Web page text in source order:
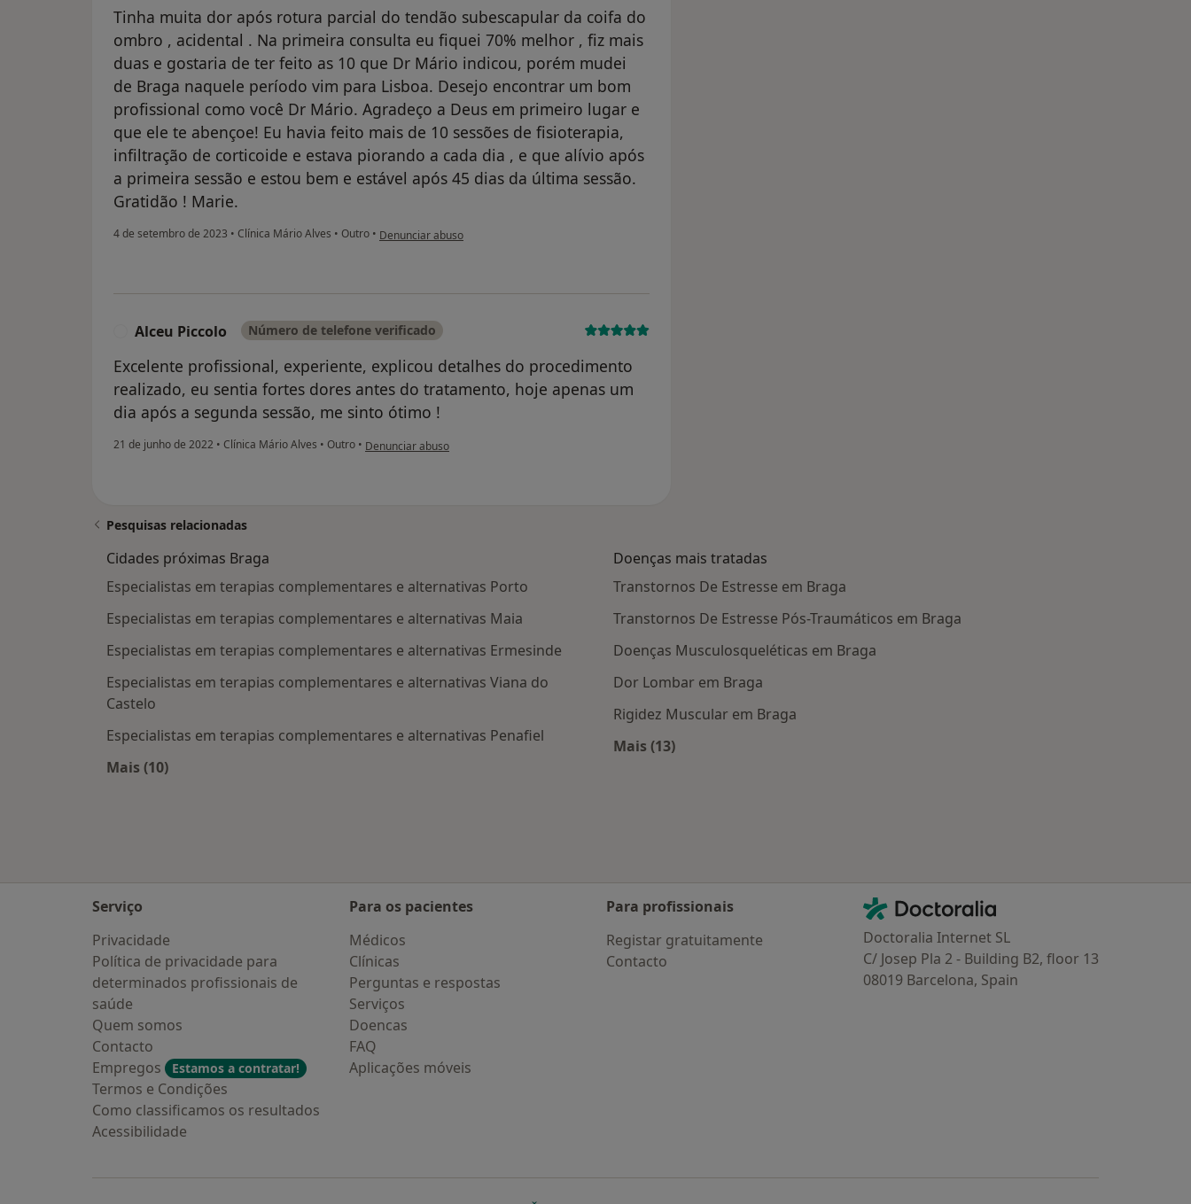
Tinha muita dor após rotura parcial do tendão subescapular da coifa do
ombro , acidental . Na primeira consulta eu fiquei 70% melhor , fiz mais
duas e gostaria de ter feito as 10 que Dr Mário indicou, porém mudei
de Braga naquele período vim para Lisboa. Desejo encontrar um bom
profissional como você Dr Mário. Agradeço a Deus em primeiro lugar e
que ele te abençoe! Eu havia feito mais de 10 sessões de fisioterapia,
infiltração de corticoide e estava piorando a cada dia , e que alívio após
a primeira sessão e estou bem e estável após 45 dias da última sessão.
Gratidão ! Marie.
4 de setembro de 2023 • Clínica Mário Alves • Outro • na opinião do utilizador Marie
Denunciar abuso
Alceu Piccolo Número de telefone verificado
Excelente profissional, experiente, explicou detalhes do procedimento
realizado, eu sentia fortes dores antes do tratamento, hoje apenas um
dia após a segunda sessão, me sinto ótimo !
21 de junho de 2022 • Clínica Mário Alves • Outro • na opinião do utilizador Alceu Piccolo
Denunciar abuso
Pesquisas relacionadas
Cidades próximas Braga
Especialistas em terapias complementares e alternativas Porto
Especialistas em terapias complementares e alternativas Maia
Especialistas em terapias complementares e alternativas Ermesinde
Especialistas em terapias complementares e alternativas Viana do
Castelo
Especialistas em terapias complementares e alternativas Penafiel
Mais (10)
Doenças mais tratadas
Transtornos De Estresse em Braga
Transtornos De Estresse Pós-Traumáticos em Braga
Doenças Musculosqueléticas em Braga
Dor Lombar em Braga
Rigidez Muscular em Braga
Mais (13)
Serviço
Privacidade
Política de privacidade para
determinados profissionais de
saúde
Quem somos
Contacto
Empregos
Estamos a contratar!
Termos e Condições
Como classificamos os resultados
Acessibilidade
Para os pacientes
Médicos
Clínicas
Perguntas e respostas
Serviços
Doencas
FAQ
Aplicações móveis
Para profissionais
Registar gratuitamente
Contacto
Contacto
Doctoralia - Homepage
Doctoralia Internet SL
C/ Josep Pla 2 - Building B2, floor 13
08019 Barcelona, Spain